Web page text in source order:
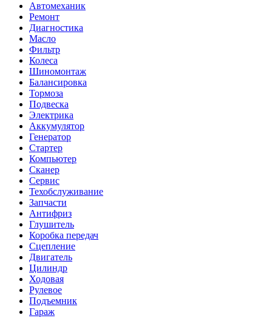
Автомеханик
Ремонт
Диагностика
Масло
Фильтр
Колеса
Шиномонтаж
Балансировка
Тормоза
Подвеска
Электрика
Аккумулятор
Генератор
Стартер
Компьютер
Сканер
Сервис
Техобслуживание
Запчасти
Антифриз
Глушитель
Коробка передач
Сцепление
Двигатель
Цилиндр
Ходовая
Рулевое
Подъемник
Гараж